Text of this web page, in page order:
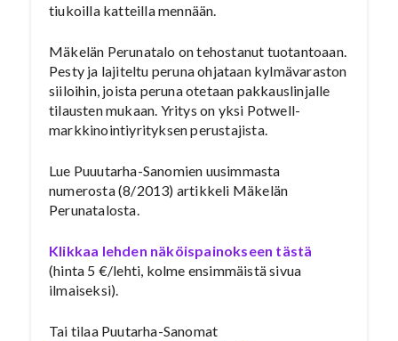
tiukoilla katteilla mennään.
Mäkelän Perunatalo on tehostanut tuotantoaan.
Pesty ja lajiteltu peruna ohjataan kylmävaraston
siiloihin, joista peruna otetaan pakkauslinjalle
tilausten mukaan. Yritys on yksi Potwell-
markkinointiyrityksen perustajista.
Lue Puuutarha-Sanomien uusimmasta
numerosta (8/2013) artikkeli Mäkelän
Perunatalosta.
Klikkaa lehden näköispainokseen tästä
(hinta 5 €/lehti, kolme ensimmäistä sivua
ilmaiseksi).
Tai tilaa Puutarha-Sanomat